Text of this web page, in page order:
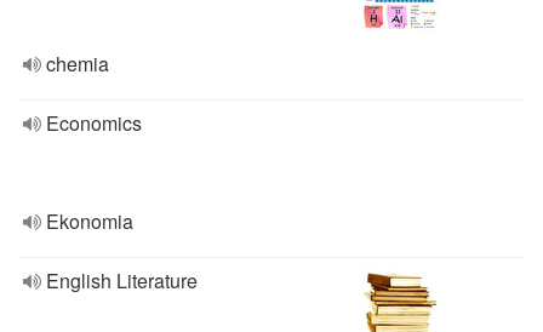
chemia
Economics
Ekonomia
English Literature